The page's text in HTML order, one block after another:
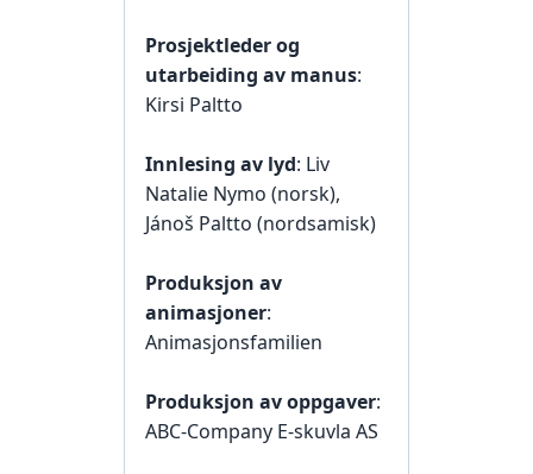
Prosjektleder og
utarbeiding av manus:
Kirsi Paltto
Innlesing av lyd: Liv
Natalie Nymo (norsk),
Jánoš Paltto (nordsamisk)
Produksjon av
animasjoner:
Animasjonsfamilien
Produksjon av oppgaver:
ABC-Company E-skuvla AS